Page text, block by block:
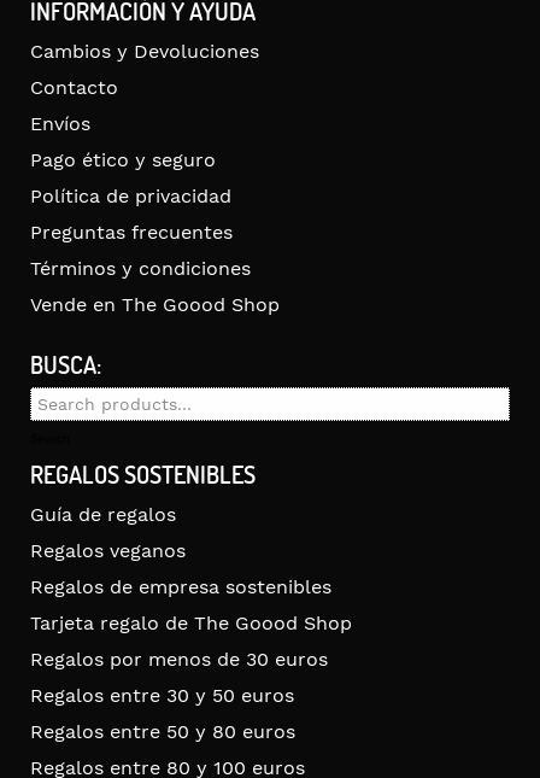
INFORMACIÓN Y AYUDA
Cambios y Devoluciones
Contacto
Envíos
Pago ético y seguro
Política de privacidad
Preguntas frecuentes
Términos y condiciones
Vende en The Goood Shop
BUSCA:
Search
REGALOS SOSTENIBLES
Guía de regalos
Regalos veganos
Regalos de empresa sostenibles
Tarjeta regalo de The Goood Shop
Regalos por menos de 30 euros
Regalos entre 30 y 50 euros
Regalos entre 50 y 80 euros
Regalos entre 80 y 100 euros